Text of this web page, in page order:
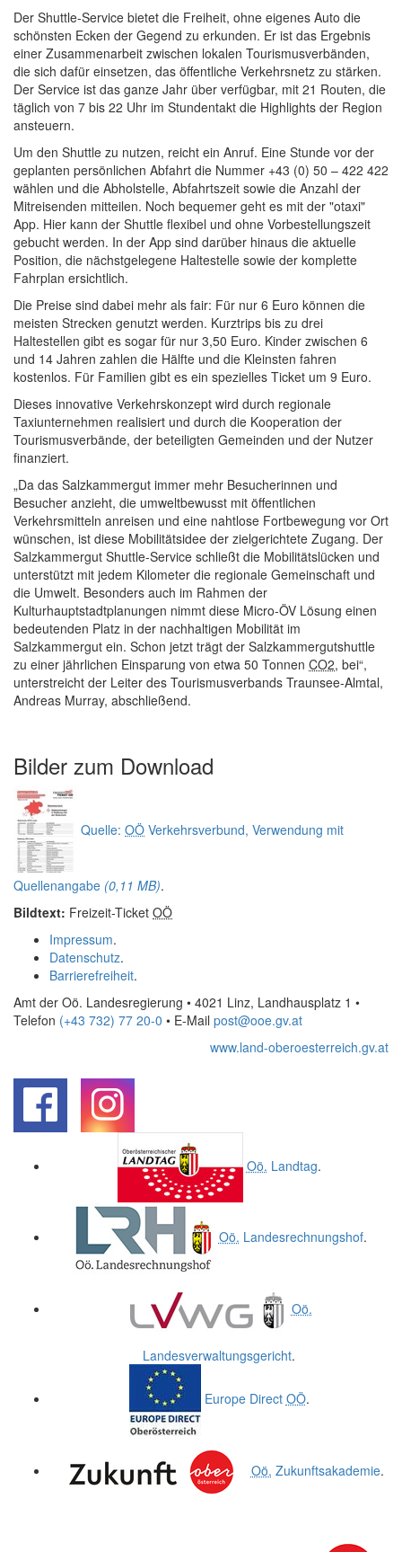
Der Shuttle-Service bietet die Freiheit, ohne eigenes Auto die
schönsten Ecken der Gegend zu erkunden. Er ist das Ergebnis
einer Zusammenarbeit zwischen lokalen Tourismusverbänden,
die sich dafür einsetzen, das öffentliche Verkehrsnetz zu stärken.
Der Service ist das ganze Jahr über verfügbar, mit 21 Routen, die
täglich von 7 bis 22 Uhr im Stundentakt die Highlights der Region
ansteuern.
Um den Shuttle zu nutzen, reicht ein Anruf. Eine Stunde vor der
geplanten persönlichen Abfahrt die Nummer +43 (0) 50 – 422 422
wählen und die Abholstelle, Abfahrtszeit sowie die Anzahl der
Mitreisenden mitteilen. Noch bequemer geht es mit der "otaxi"
App. Hier kann der Shuttle flexibel und ohne Vorbestellungszeit
gebucht werden. In der App sind darüber hinaus die aktuelle
Position, die nächstgelegene Haltestelle sowie der komplette
Fahrplan ersichtlich.
Die Preise sind dabei mehr als fair: Für nur 6 Euro können die
meisten Strecken genutzt werden. Kurztrips bis zu drei
Haltestellen gibt es sogar für nur 3,50 Euro. Kinder zwischen 6
und 14 Jahren zahlen die Hälfte und die Kleinsten fahren
kostenlos. Für Familien gibt es ein spezielles Ticket um 9 Euro.
Dieses innovative Verkehrskonzept wird durch regionale
Taxiunternehmen realisiert und durch die Kooperation der
Tourismusverbände, der beteiligten Gemeinden und der Nutzer
finanziert.
„Da das Salzkammergut immer mehr Besucherinnen und
Besucher anzieht, die umweltbewusst mit öffentlichen
Verkehrsmitteln anreisen und eine nahtlose Fortbewegung vor Ort
wünschen, ist diese Mobilitätsidee der zielgerichtete Zugang. Der
Salzkammergut Shuttle-Service schließt die Mobilitätslücken und
unterstützt mit jedem Kilometer die regionale Gemeinschaft und
die Umwelt. Besonders auch im Rahmen der
Kulturhauptstadtplanungen nimmt diese Micro-ÖV Lösung einen
bedeutenden Platz in der nachhaltigen Mobilität im
Salzkammergut ein. Schon jetzt trägt der Salzkammergutshuttle
zu einer jährlichen Einsparung von etwa 50 Tonnen CO2, bei“,
unterstreicht der Leiter des Tourismusverbands Traunsee-Almtal,
Andreas Murray, abschließend.
Bilder zum Download
Quelle: OÖ Verkehrsverbund, Verwendung mit
Quellenangabe (0,11 MB).
Bildtext: Freizeit-Ticket OÖ
Impressum.
Datenschutz.
Barrierefreiheit.
Amt der Oö. Landesregierung • 4021 Linz, Landhausplatz 1 •
Telefon (+43 732) 77 20-0 • E-Mail post@ooe.gv.at
www.land-oberoesterreich.gv.at
Oö. Landtag.
Oö. Landesrechnungshof.
Oö.
Landesverwaltungsgericht.
Europe Direct OÖ.
Oö. Zukunftsakademie.